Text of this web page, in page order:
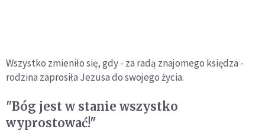
Wszystko zmieniło się, gdy - za radą znajomego księdza -
rodzina zaprosiła Jezusa do swojego życia.
"Bóg jest w stanie wszystko
wyprostować!"